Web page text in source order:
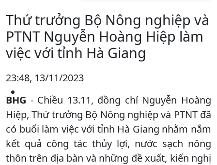
Thứ trưởng Bộ Nông nghiệp và
PTNT Nguyễn Hoàng Hiệp làm
việc với tỉnh Hà Giang
23:48, 13/11/2023
BHG - Chiều 13.11, đồng chí Nguyễn Hoàng
Hiệp, Thứ trưởng Bộ Nông nghiệp và PTNT đã
có buổi làm việc với tỉnh Hà Giang nhằm nắm
kết quả công tác thủy lợi, nước sạch nông
thôn trên địa bàn và những đề xuất, kiến nghị